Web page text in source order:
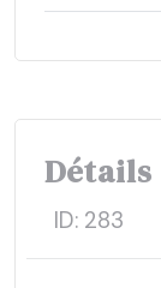
Détails
ID: 283